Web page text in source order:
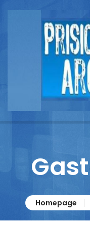
Buscador
Documentos
Reportajes
Columnistas
Contacto
Homepage